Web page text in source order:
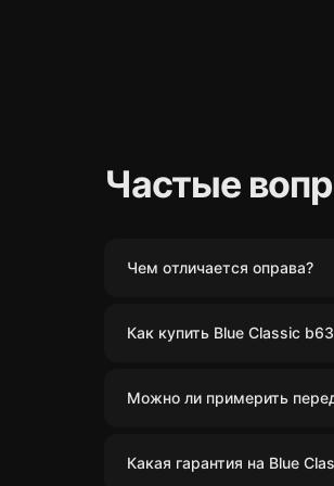
Частые
Чем отличается оправа?
Как купить Blue Classic
Можно ли примерить
Какая гарантия на Blue